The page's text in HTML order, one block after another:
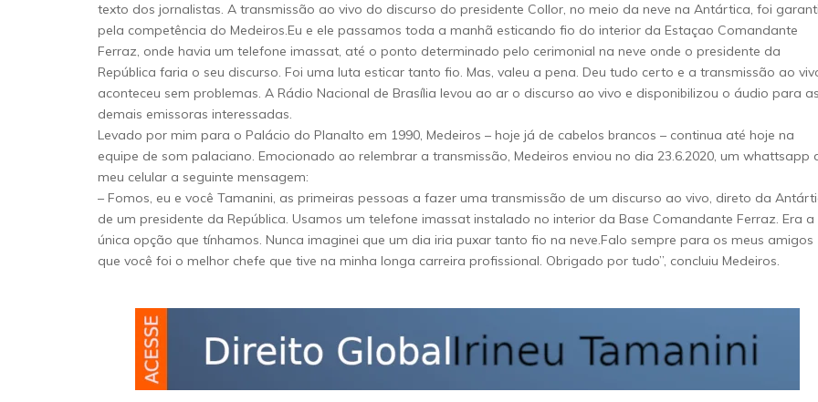
texto dos jornalistas. A transmissão ao vivo do discurso do presidente Collor, no meio da neve na Antártica, foi
pela competência do Medeiros.Eu e ele passamos toda a manhã esticando fio do interior da Estaçao Comandante
Ferraz, onde havia um telefone imassat, até o ponto determinado pelo cerimonial na neve onde o presidente da
República faria o seu discurso. Foi uma luta esticar tanto fio. Mas, valeu a pena. Deu tudo certo e a transmissão ao
aconteceu sem problemas. A Rádio Nacional de Brasília levou ao ar o discurso ao vivo e disponibilizou o áudio para as
demais emissoras interessadas.
Levado por mim para o Palácio do Planalto em 1990, Medeiros – hoje já de cabelos brancos – continua até hoje na
equipe de som palaciano. Emocionado ao relembrar a transmissão, Medeiros enviou no dia 23.6.2020, um whattsapp
meu celular a seguinte mensagem:
– Fomos, eu e você Tamanini, as primeiras pessoas a fazer uma transmissão de um discurso ao vivo, direto da
de um presidente da República. Usamos um telefone imassat instalado no interior da Base Comandante Ferraz. Era a
única opção que tínhamos. Nunca imaginei que um dia iria puxar tanto fio na neve.Falo sempre para os meus amigos
que você foi o melhor chefe que tive na minha longa carreira profissional. Obrigado por tudo”, concluiu Medeiros.